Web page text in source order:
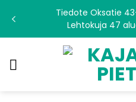
content
Tiedote Oksatie
Lehtokuja 47